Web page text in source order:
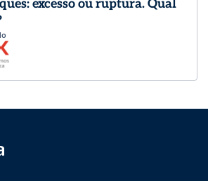
excesso ou ruptura. Qual